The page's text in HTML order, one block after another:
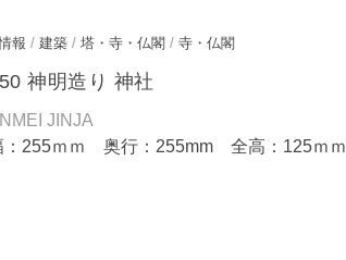
報 / 建築 / 塔・寺・仏閣 / 寺・仏閣
神明造り 神社
JINJA
：255ｍｍ 奥行：255mm 全高：125ｍｍ